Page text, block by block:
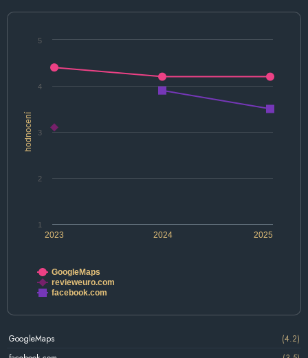
hodnocení
2023 2024 2025
1
2
3
4
5
GoogleMaps
revieweuro.com
facebook.com
GoogleMaps
(4.2)